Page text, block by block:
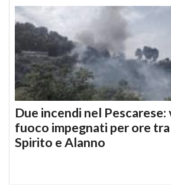
Due incendi nel Pescarese:
fuoco impegnati per ore
Spirito e Alanno